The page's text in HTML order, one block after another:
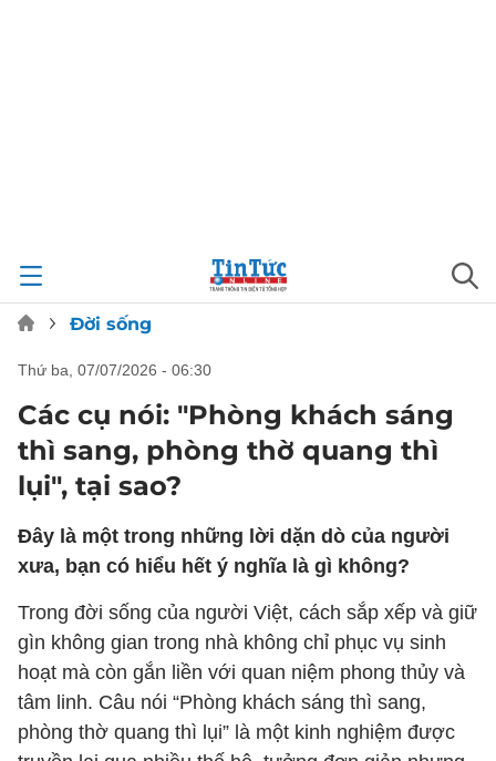
Đời sống
thứ ba, 07/07/2026 - 06:30
Các cụ nói: "Phòng khách sáng
thì sang, phòng thờ quang thì
lụi", tại sao?
Đây là một trong những lời dặn dò của người
xưa, bạn có hiểu hết ý nghĩa là gì không?
Trong đời sống của người Việt, cách sắp xếp và giữ
gìn không gian trong nhà không chỉ phục vụ sinh
hoạt mà còn gắn liền với quan niệm phong thủy và
tâm linh. Câu nói “Phòng khách sáng thì sang,
phòng thờ quang thì lụi” là một kinh nghiệm được